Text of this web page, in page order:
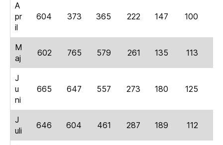
A
pr
il
604 373 365 222 147 100
M
aj
602 765 579 261 135 113
J
u
ni
665 647 557 273 180 125
J
uli
646 604 461 287 189 112